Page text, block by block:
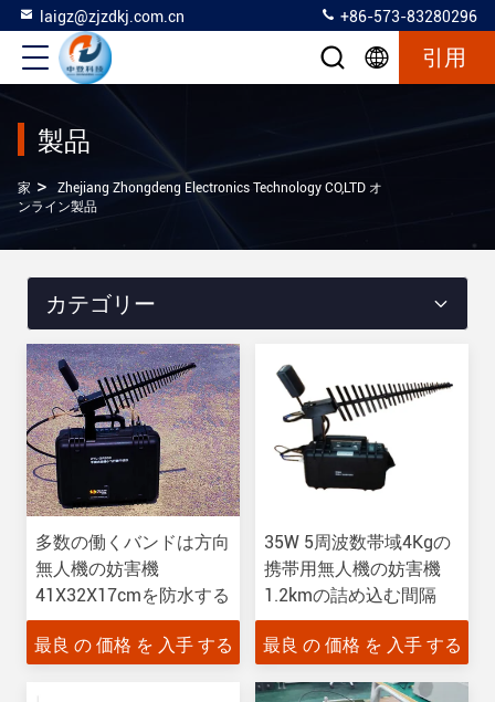
laigz@zjzdkj.com.cn +86-573-83280296
引用
製品
家 >
Zhejiang Zhongdeng Electronics Technology CO,LTD オ
ンライン製品
カテゴリー
多数の働くバンドは方向
無人機の妨害機
41X32X17cmを防水する
最良 の 価格 を 入手 する
35W 5周波数帯域4Kgの
携帯用無人機の妨害機
1.2kmの詰め込む間隔
最良 の 価格 を 入手 する